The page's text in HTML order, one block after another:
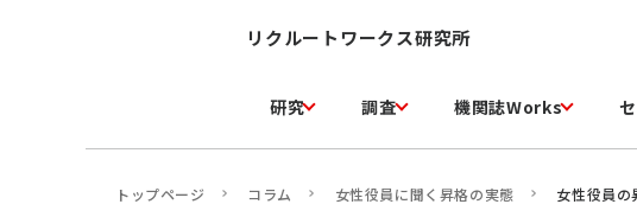
リクルートワークス研究所
研究 調査 機関誌Works
トップページ コラム 女性役員に聞く昇格の実態 女性役員の